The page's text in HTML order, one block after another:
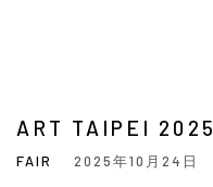
ART TAIPEI 2025
FAIR 2025年10月24日